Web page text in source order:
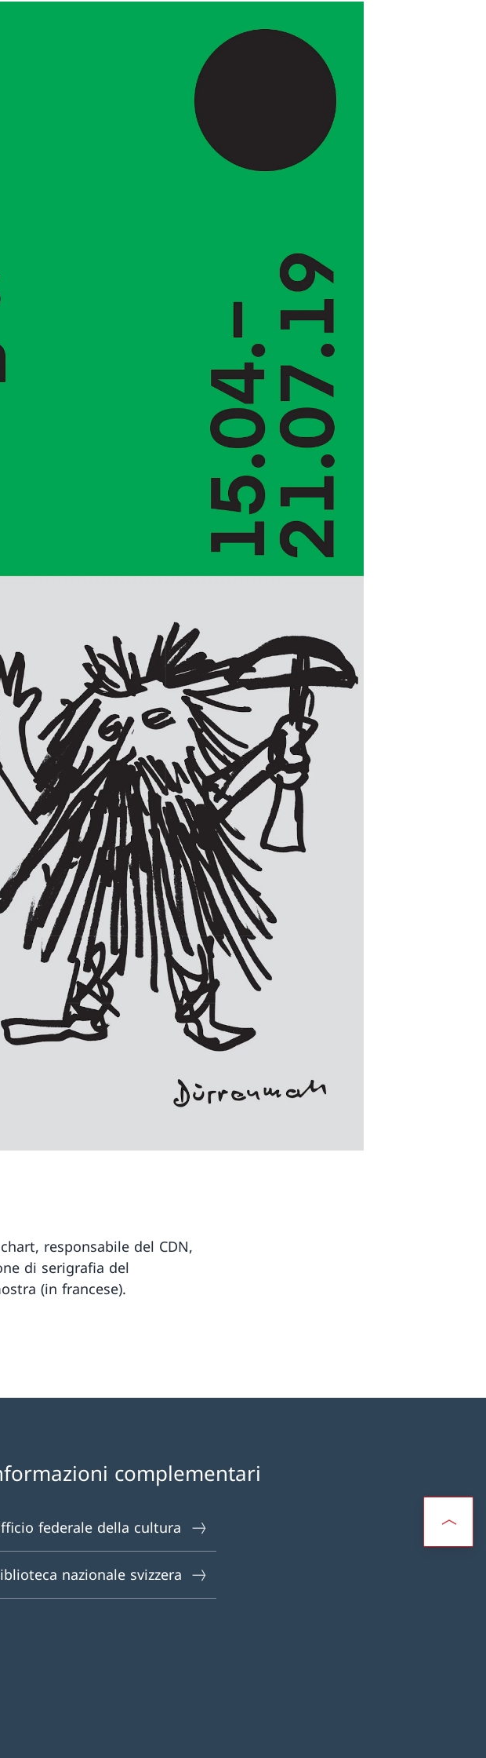
responsabile del CDN,
di serigrafia del
(in francese).
complementari
federale della cultura
nazionale svizzera